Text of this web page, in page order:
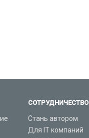
СОТРУДНИЧЕСТВО
Стань автором
Для IT компаний